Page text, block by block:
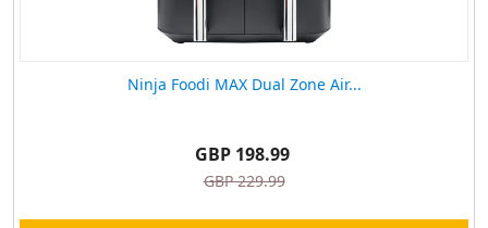
Ninja Foodi MAX Dual Zone Air...
GBP 198.99
GBP 229.99